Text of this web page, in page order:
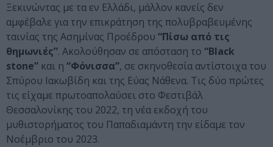
Ξεκινώντας με τα εν Ελλάδι, μάλλον κανείς δεν
αμφέβαλε για την επικράτηση της πολυβραβευμένης
ταινίας της Ασημίνας Προέδρου “Πίσω από τις
θημωνιές”. Ακολούθησαν σε απόσταση το “Black
stone” και η “Φόνισσα”, σε σκηνοθεσία αντίστοιχα του
Σπύρου Ιακωβίδη και της Εύας Νάθενα. Τις δύο πρώτες
τις είχαμε πρωτοαπολαύσει στο Φεστιβάλ
Θεσσαλονίκης του 2022, τη νέα εκδοχή του
μυθιστορήματος του Παπαδιαμάντη την είδαμε τον
Νοέμβριο του 2023.